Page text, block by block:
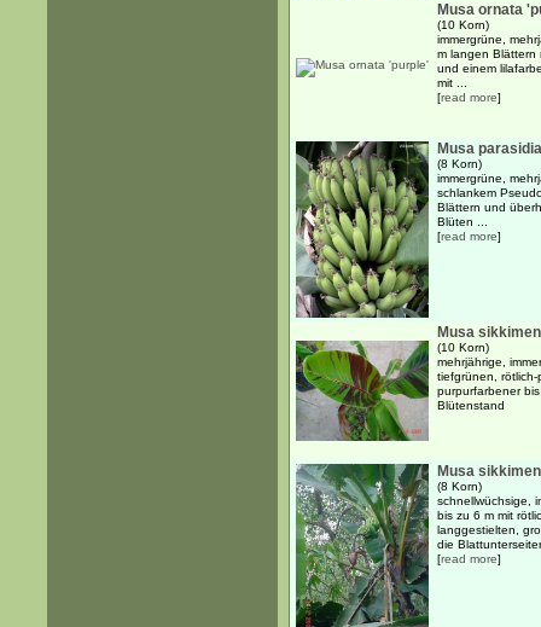
Musa ornata
(10 Korn)
immergrüne,
m langen Blättern
und einem
mit ...
[read more]
Musa
(8 Korn)
immergrüne,
schlankem
Blättern und
Blüten ...
[read more]
Musa
(10 Korn)
mehrjährige,
tiefgrünen,
purpurfarbener
Blütenstand
Musa
(8 Korn)
schnellwüchsige,
bis zu 6 m mit
langgestielten,
die
[read more]